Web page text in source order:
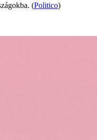
(Politico)